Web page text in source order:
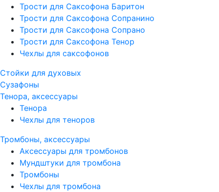
Трости для Саксофона Баритон
Трости для Саксофона Сопранино
Трости для Саксофона Сопрано
Трости для Саксофона Тенор
Чехлы для саксофонов
Стойки для духовых
Сузафоны
Тенора, аксессуары
Тенора
Чехлы для теноров
Тромбоны, аксессуары
Аксессуары для тромбонов
Мундштуки для тромбона
Тромбоны
Чехлы для тромбона